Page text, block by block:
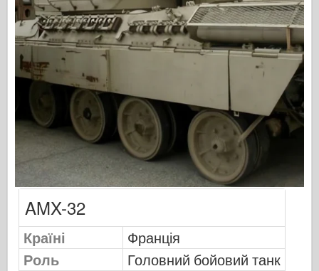
Моделювання Оспрея
Видавництво Оспрей
Сигнал ескадрильї
Танкові потужності
Вантажівки та танки
Ваффен-Арсенал
Вайдавніктво Міліціярія
Мокети
AMX-32
Країні
Франція
Роль
Головний бойовий танк